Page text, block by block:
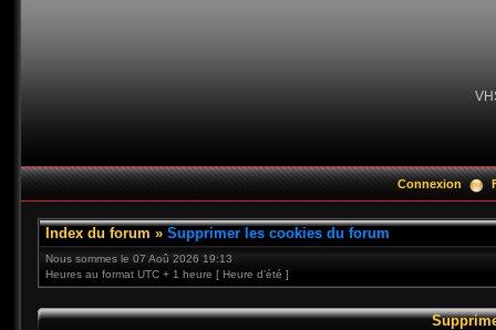
Connexion
Index du forum » Supprimer les cookies du forum
Nous sommes le 07 Aoû 2026 19:13
Heures au format UTC + 1 heure [ Heure d’été ]